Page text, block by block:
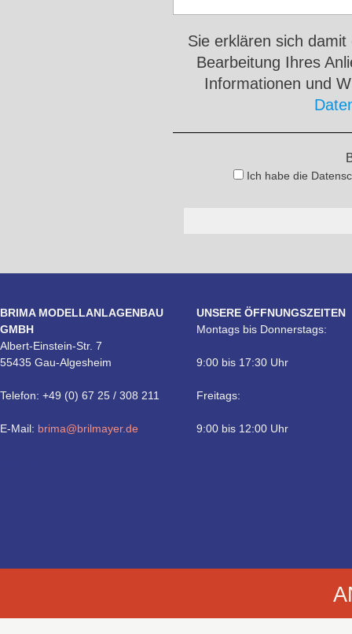
Sie erklären sich
Bearbeitung Ihres
Informationen und
Ich habe die
BRIMA MODELLANLAGENBAU
GMBH
Albert-Einstein-Str. 7
55435 Gau-Algesheim
Telefon: +49 (0) 67 25 / 308 211
E-Mail: brima@brilmayer.de
UNSERE ÖFFNUNGSZEITEN
Montags bis Donnerstags:
9:00 bis 17:30 Uhr
Freitags:
9:00 bis 12:00 Uhr